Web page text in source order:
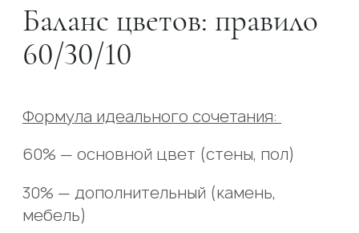
Баланс цветов: правило
60/30/10
Формула идеального сочетания:
60% — основной цвет (стены, пол)
30% — дополнительный (камень,
мебель)